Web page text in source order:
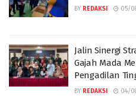
BY REDAKSI 05/
Jalin Sinergi
Gajah Mada
Pengadilan
BY REDAKSI 04/